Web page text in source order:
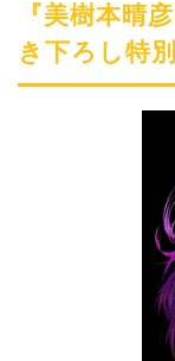
『美樹本晴
き下ろし特